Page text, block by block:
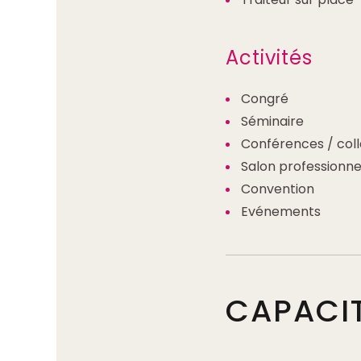
Activités
Congré
Séminaire
Conférences /
Salon
Convention
Evénements